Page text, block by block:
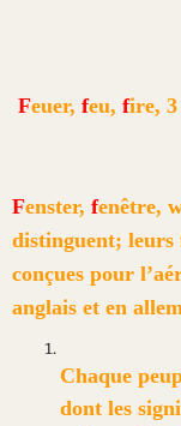
Feuer, feu, fire, 3
Fenster, fenêtre,
distinguent; leurs
conçues pour
anglais et en
Chaque
dont les